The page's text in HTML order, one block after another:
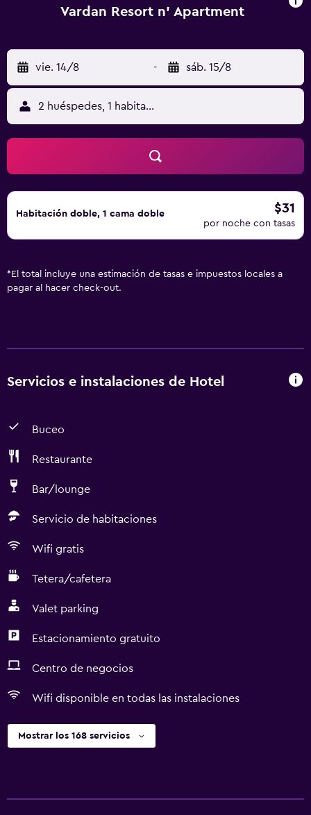
zapatillas, bidé y artículos de higiene personal gratuitos.
agua gratuita y ventilador de techo. Se ofrece servicio de
limpieza todos los días y es posible solicitar secador de
pelo. Se pueden practicar las actividades de ocio y
esparcimiento que se indican más abajo en las
instalaciones o cerca del alojamiento (es posible que se
aplique un recargo).
Vardan Resort n' Apartment
vie. 14/8 - sáb. 15/8
2 huéspedes, 1 habitación
Habitación doble, 1 cama doble $31
por noche con tasas
* El total incluye una estimación de tasas e impuestos locales a
pagar al hacer check-out.
Servicios e instalaciones de Hotel
Buceo
Restaurante
Bar/lounge
Servicio de habitaciones
Wifi gratis
Tetera/cafetera
Valet parking
Estacionamiento gratuito
Centro de negocios
Wifi disponible en todas las instalaciones
Mostrar los 168 servicios